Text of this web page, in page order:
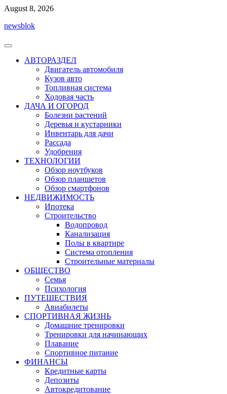
Перейти
содержимому
August 8, 2026
newsblok
АВТОРАЗДЕЛ
Двигатель автомобиля
Кузов авто
Топливная система
Ходовая часть
ДАЧА И ОГОРОД
Болезни растений
Деревья и кустарники
Инвентарь для дачи
Рассада
Удобрения
ТЕХНОЛОГИИ
Обзор ноутбуков
Обзор планшетов
Обзор смартфонов
НЕДВИЖИМОСТЬ
Ипотека
Строительство
Водопровод
Канализация
Полы в квартире
Система отопления
Строительные материалы
ОБЩЕСТВО
Семья
Психология
ПУТЕШЕСТВИЯ
Авиабилеты
СПОРТИВНАЯ ЖИЗНЬ
Домашние тренировки
Тренировки для начинающих
Плавание
Спортивное питание
ФИНАНСЫ
Кредитные карты
Депозиты
Автокредитование